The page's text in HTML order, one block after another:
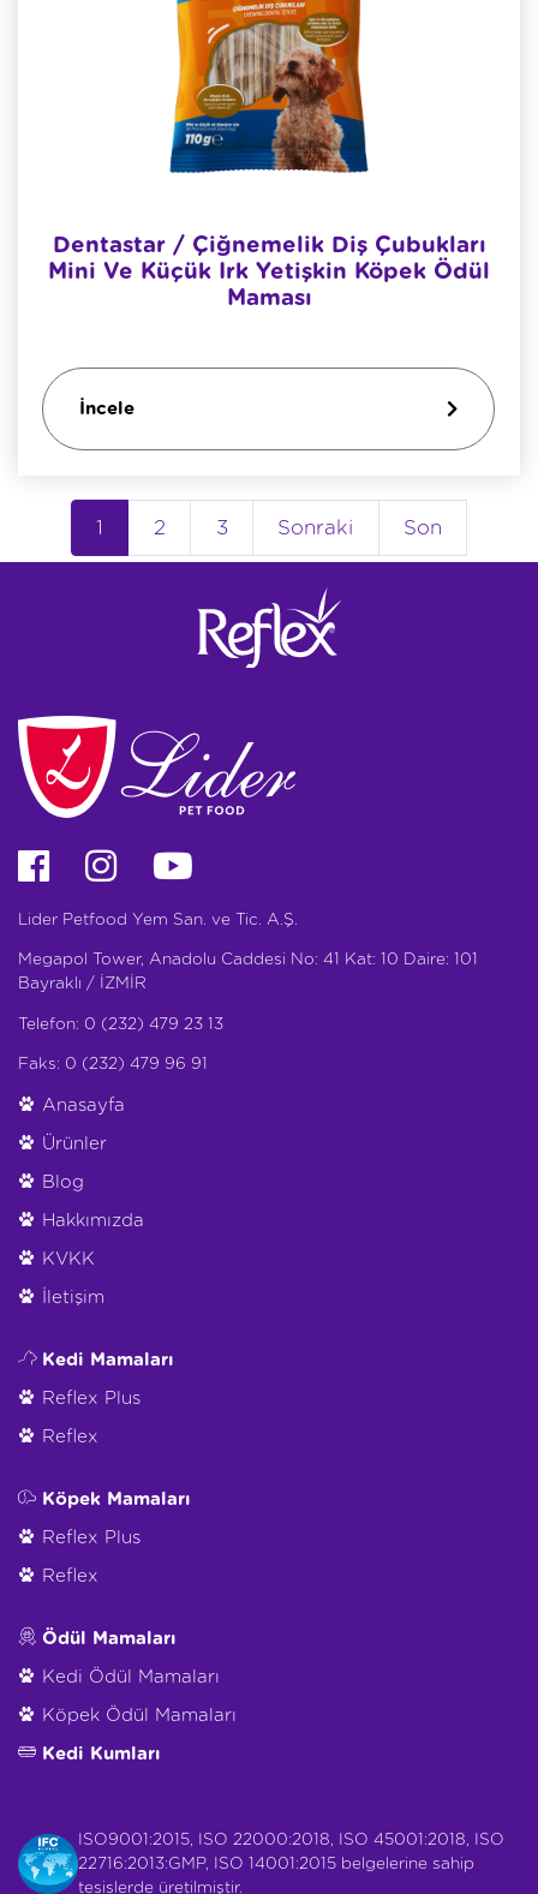
Dentastar / Çiğnemelik Diş Çubukları
Mini Ve Küçük Irk Yetişkin Köpek Ödül
Maması
İncele
1 2 3 Sonraki Son
Lider Petfood Yem San. ve Tic. A.Ş.
Megapol Tower, Anadolu Caddesi No: 41 Kat: 10 Daire: 101
Bayraklı / İZMİR
Telefon: 0 (232) 479 23 13
Faks: 0 (232) 479 96 91
Anasayfa
Ürünler
Blog
Hakkımızda
KVKK
İletişim
Kedi Mamaları
Reflex Plus
Reflex
Köpek Mamaları
Reflex Plus
Reflex
Ödül Mamaları
Kedi Ödül Mamaları
Köpek Ödül Mamaları
Kedi Kumları
ISO9001:2015, ISO 22000:2018, ISO 45001:2018, ISO
22716:2013:GMP, ISO 14001:2015 belgelerine sahip
tesislerde üretilmiştir.